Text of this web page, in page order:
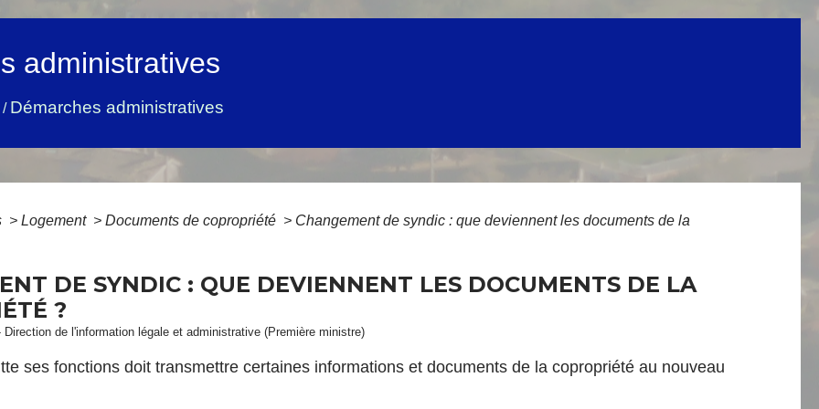
administratives
/ Démarches administratives
> Logement > Documents de copropriété > Changement de syndic : que deviennent les documents de la
DE SYNDIC : QUE DEVIENNENT LES DOCUMENTS DE LA
?
Direction de l'information légale et administrative (Première ministre)
ses fonctions doit transmettre certaines informations et documents de la copropriété au nouveau